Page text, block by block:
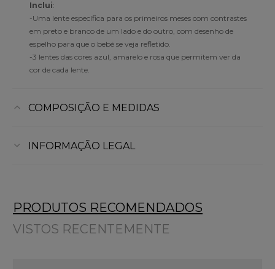
Inclui:
-Uma lente específica para os primeiros meses com contrastes
em preto e branco de um lado e do outro, com desenho de
espelho para que o bebé se veja refletido.
-3 lentes das cores azul, amarelo e rosa que permitem ver da
cor de cada lente.
COMPOSIÇÃO E MEDIDAS
INFORMAÇÃO LEGAL
PRODUTOS RECOMENDADOS
VISTOS RECENTEMENTE